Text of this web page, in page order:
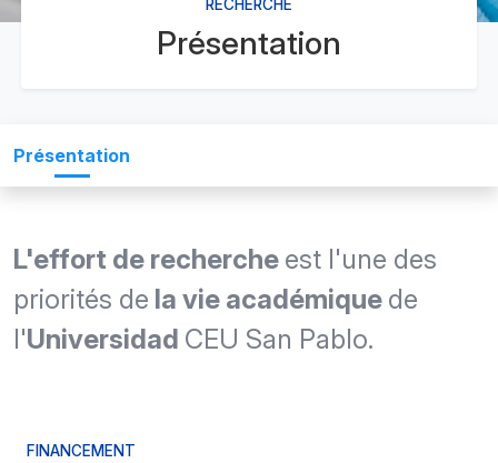
RECHERCHE
Présentation
Présentation
L'effort de recherche est l'une des
priorités de la vie académique de
l'Universidad CEU San Pablo.
FINANCEMENT